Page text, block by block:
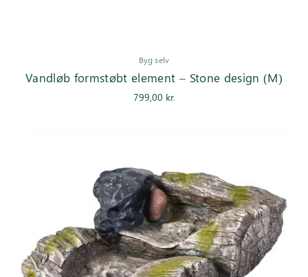
Byg selv
Vandløb formstøbt element – Stone design (M)
799,00 kr.